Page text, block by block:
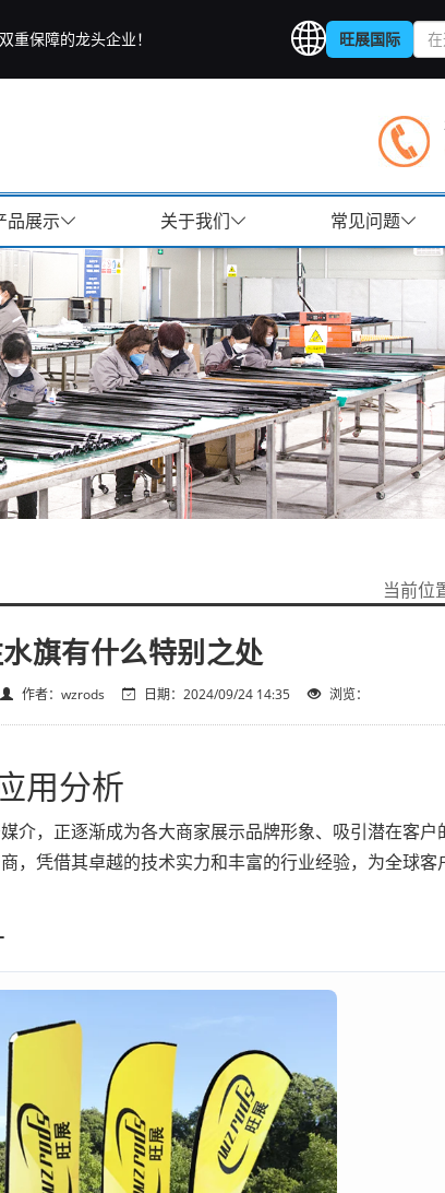
重保障的龙头企业！ 旺展国际
品展示 关于我们 常见问题
当前位
旗有什么特别之处
作者：wzrods 日期：2024/09/24 14:35 浏览：
用分析
介，正逐渐成为各大商家展示品牌形象、吸引潜在客户
，凭借其卓越的技术实力和丰富的行业经验，为全球客